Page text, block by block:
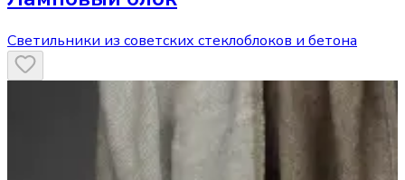
Светильники из советских стеклоблоков и бетона